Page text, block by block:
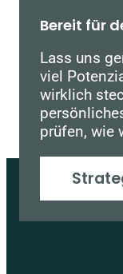
Bereit für
Lass uns
viel
wirklich
prüfen, wie